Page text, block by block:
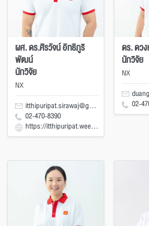
ผศ. ดร.ศิรวัจน์ อิทธิภูริ
พัฒน์
นักวิจัย
NX
itthipuripat.sirawaj@gmail.com
02-470-8390
https://itthipuripat.weebly.com/
ดร. ดว
นักวิจัย
NX
02-